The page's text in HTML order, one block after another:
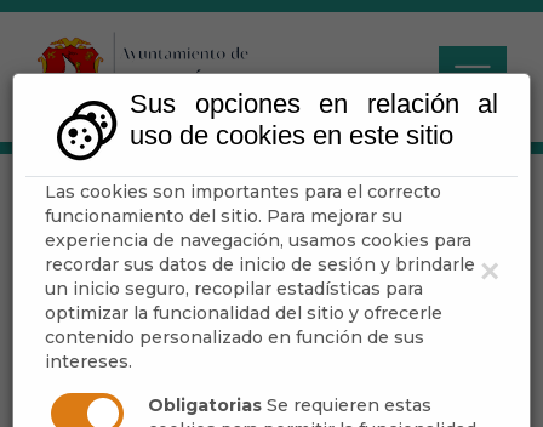
×
Sus opciones en relación al
uso de cookies en este sitio
Las cookies son importantes para el correcto
funcionamiento del sitio. Para mejorar su
experiencia de navegación, usamos cookies para
recordar sus datos de inicio de sesión y brindarle
un inicio seguro, recopilar estadísticas para
optimizar la funcionalidad del sitio y ofrecerle
contenido personalizado en función de sus
intereses.
Obligatorias Se requieren estas
20251022 ACTA PLENO
EXTRAORDINARIO Y
URGENTE
Escuchar